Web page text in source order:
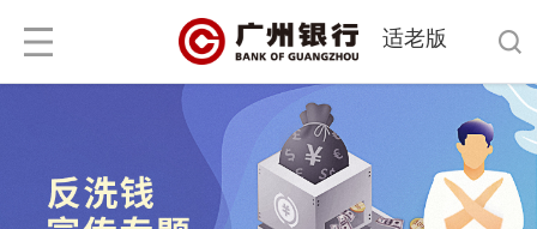
适老版